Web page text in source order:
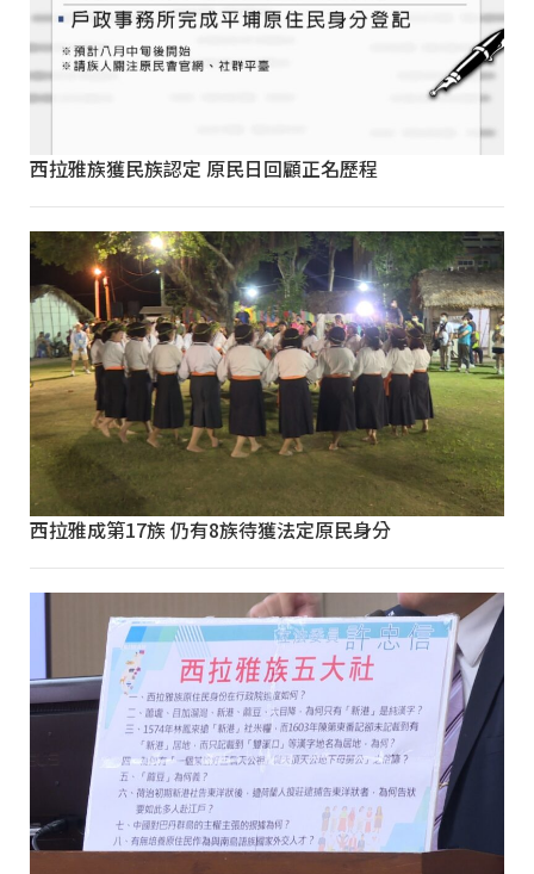
西拉雅族獲民族認定 原民日回顧正名歷程
西拉雅成第17族 仍有8族待獲法定原民身分